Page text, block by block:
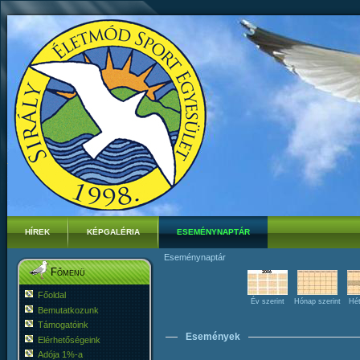
HÍREK KÉPGALÉRIA ESEMÉNYNAPTÁR
Főmenü
Főoldal
Bemutatkozunk
Támogatóink
Elérhetőségeink
Adója 1%-a
Eseménynaptár
Év szerint Hónap szerint
Események